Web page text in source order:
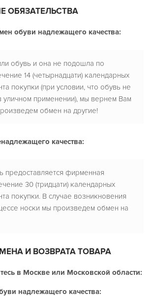
ОБЯЗАТЕЛЬСТВА
обуви надлежащего качества:
обувь и она не подошла по
14 (четырнадцати) календарных
покупки (при условии, что обувь не
уличном применении), мы вернем Вам
обмен на другие!
качества:
предоставляется фирменная
30 (тридцати) календарных
покупки. В случае возникновения
носки мы произведем обмен на
И ВОЗВРАТА ТОВАРА
в Москве или Московской области:
надлежащего качества: